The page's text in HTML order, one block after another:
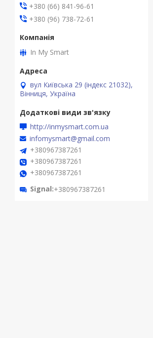
+380 (66) 841-96-61
+380 (96) 738-72-61
In My Smart
вул Київська 29 (індекс 21032),
Вінниця, Україна
http://inmysmart.com.ua
infomysmart@gmail.com
+380967387261
+380967387261
+380967387261
Signal +380967387261